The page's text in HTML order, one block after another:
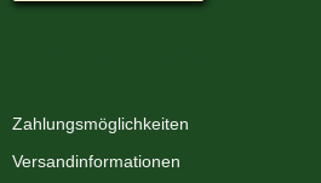
Zahlungsmöglichkeiten
Versandinformationen